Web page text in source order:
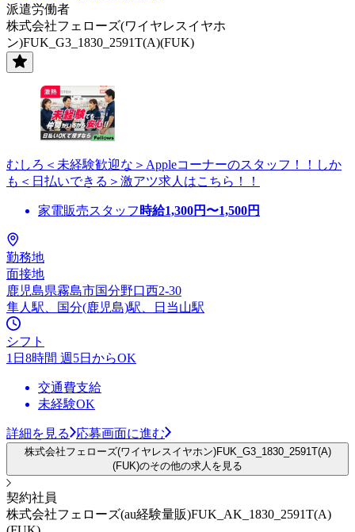
派遣労働者
株式会社フェローズ(ワイヤレスイヤホ
ン)FUK_G3_1830_2591T(A)(FUK)
むしろ＜未経験歓迎な＞Appleコーナーのスタッフ！！しか
も＜日払いできる＞激アツ求人はこちら！！
家電販売スタッフ 時給1,300円〜1,500円
勤務地
面接地
鹿児島県霧島市国分野口西2-30
隼人駅、国分(鹿児島)駅、日当山駅
シフト
1日8時間 週5日からOK
交通費支給
未経験OK
詳細を見る 応募画面に進む
株式会社フェローズ(ワイヤレスイヤホン)FUK_G3_1830_2591T(A)
(FUK)のその他の求人を見る
契約社員
株式会社フェローズ(au経験量販)FUK_AK_1830_2591T(A)